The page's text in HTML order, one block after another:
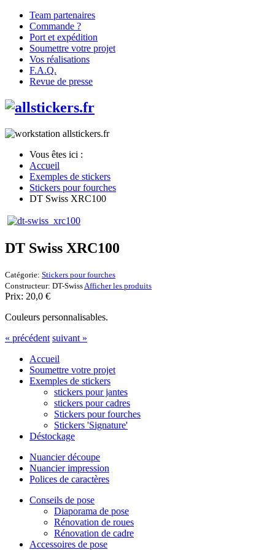
Team partenaires
Commande ?
Port et expédition
Soumettre votre projet
Vos réalisations
F.A.Q.
Revue de presse
Vous êtes ici :
Accueil
Exemples de stickers
Stickers pour fourches
DT Swiss XRC100
DT Swiss XRC100
Catégorie: Stickers pour fourches
Constructeur: DT-Swiss Afficher les produits
Prix: 20,0 €
Couleurs personnalisables.
« précédent suivant »
Accueil
Soumettre votre projet
Exemples de stickers
stickers pour jantes
stickers pour cadres
Stickers pour fourches
Stickers 'Signature'
Déstockage
Nuancier découpe
Nuancier impression
Polices de caractères
Conseils de pose
Diaporama de pose
Rénovation de roues
Rénovation de cadre
Accessoires de pose